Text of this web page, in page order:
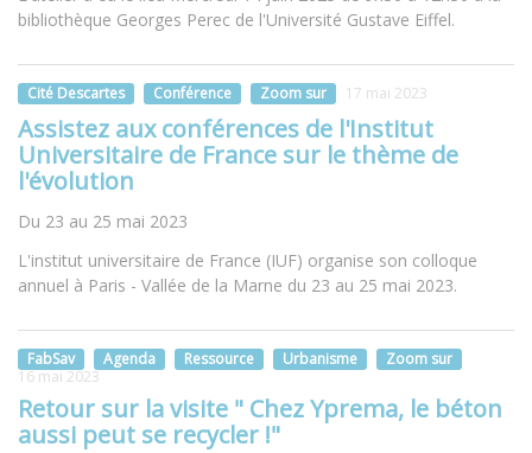
bibliothèque Georges Perec de l'Université Gustave Eiffel.
Cité Descartes Conférence Zoom sur 17 mai 2023
Assistez aux conférences de l'Institut
Universitaire de France sur le thème de
l'évolution
Du 23 au 25 mai 2023
L'institut universitaire de France (IUF) organise son colloque
annuel à Paris - Vallée de la Marne du 23 au 25 mai 2023.
FabSav Agenda Ressource Urbanisme
Zoom sur
16 mai 2023
Retour sur la visite " Chez Yprema, le béton
aussi peut se recycler !"